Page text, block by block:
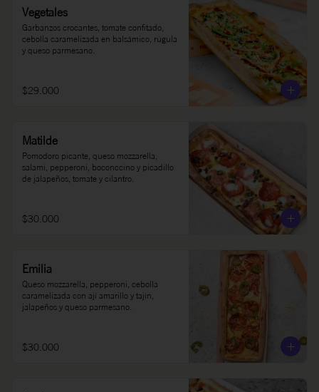
Vegetales
Garbanzos crocantes, tomate confitado,
cebolla caramelizada en balsámico, rúgula
y queso parmesano.
$29.000
Matilde
Pomodoro picante, queso mozzarella,
salami, pepperoni, boconccino y picadillo
de jalapeños, tomate y cilantro.
$30.000
Emilia
Queso mozzarella, pepperoni, cebolla
caramelizada con ají amarillo y tajín,
jalapeños y queso parmesano.
$30.000